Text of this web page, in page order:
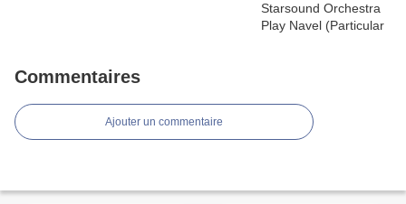
Commentaires
Ajouter un commentaire